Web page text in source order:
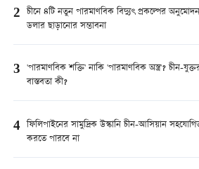
2 চীনে ৪টি নতুন পারমাণবিক বিদ্যুৎ প্রকল্পের
ডলার ছাড়ানোর সম্ভাবনা
3 'পারমাণবিক শক্তি' নাকি 'পারমাণবিক অস্ত্র'? চীন-
বাস্তবতা কী?
4 ফিলিপাইনের সামুদ্রিক উস্কানি চীন-আসিয়ান
করতে পারবে না